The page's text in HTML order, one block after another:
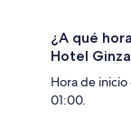
¿A qué
Hotel
Hora de
01:00.